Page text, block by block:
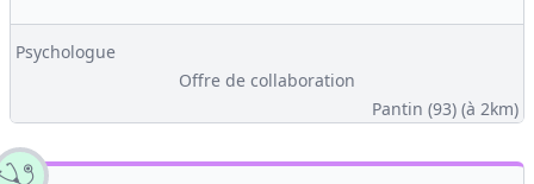
Psychologue
Offre de collaboration
Pantin (93) (à 2km)